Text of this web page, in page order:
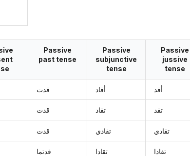
Passive
past tense
قدت
قدت
قدت
قدتما
Passive
subjunctive
tense
أقاد
تقاد
تقادي
تقادا
Passive
jussive
tense
أقد
تقد
تقادي
تقادا